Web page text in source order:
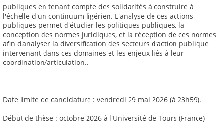
publiques en tenant compte des solidarités à construire à
l'échelle d'un continuum ligérien. L'analyse de ces actions
publiques permet d'étudier les politiques publiques, la
conception des normes juridiques, et la réception de ces normes
afin d’analyser la diversification des secteurs d’action publique
intervenant dans ces domaines et les enjeux liés à leur
coordination/articulation..
Date limite de candidature : vendredi 29 mai 2026 (à 23h59).
Début de thèse : octobre 2026 à l'Université de Tours (France)